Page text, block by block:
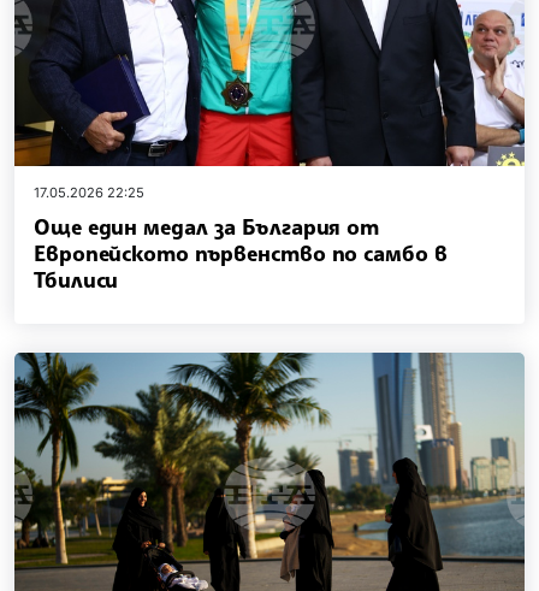
17.05.2026 22:25
Още един медал за България от
Европейското първенство по самбо в
Тбилиси